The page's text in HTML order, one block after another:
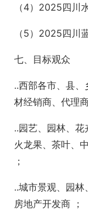
（4）2025四川
（5）2025四川
七、目标观众
..西部各市、县
材经销商、代理
..园艺、园林、花
火龙果、茶叶、
；
..城市景观、园林
房地产开发商 ；